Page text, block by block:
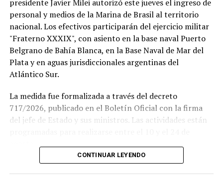
presidente Javier Milei autorizó este jueves el ingreso de
personal y medios de la Marina de Brasil al territorio
nacional. Los efectivos participarán del ejercicio militar
"Fraterno XXXIX", con asiento en la base naval Puerto
Belgrano de Bahía Blanca, en la Base Naval de Mar del
Plata y en aguas jurisdiccionales argentinas del
Atlántico Sur.
La medida fue formalizada a través del decreto
717/2026, publicado en el Boletín Oficial con la firma
del jefe de Estado y sus ministros. Las actividades están
CONTINUAR LEYENDO